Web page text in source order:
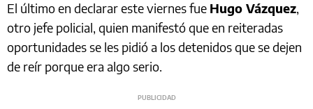
El último en declarar este viernes fue Hugo Vázquez,
otro jefe policial, quien manifestó que en reiteradas
oportunidades se les pidió a los detenidos que se dejen
de reír porque era algo serio.